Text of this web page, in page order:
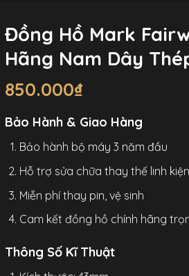
Đồng Hồ Mark
Hãng Nam Dây
850.000₫
Bảo Hành & Giao Hàng
Bảo hành bộ máy 3 năm đầu
Hỗ trợ sửa chữa thay thế linh kiện
Miễn phí thay pin, vệ sinh
Cam kết đồng hồ chính hãng
Thông Số Kĩ Thuật